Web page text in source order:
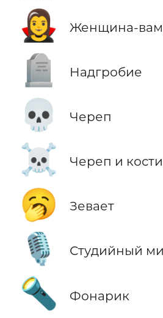
🧛‍♀️ Женщина-
🪦 Надгробие
💀 Череп
☠️ Череп и кости
🥱 Зевает
🎙️ Студийный
🔦 Фонарик